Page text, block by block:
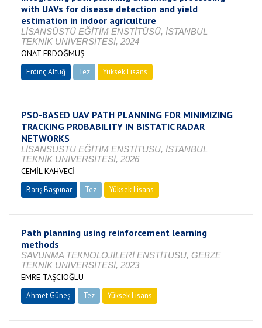
with UAVs for disease detection and yield
estimation in indoor agriculture
LİSANSÜSTÜ EĞİTİM ENSTİTÜSÜ, İSTANBUL
TEKNİK ÜNİVERSİTESİ, 2024
ONAT ERDOĞMUŞ
Erdinç Altuğ Tez Yüksek Lisans
PSO-BASED UAV PATH PLANNING FOR MINIMIZING
TRACKING PROBABILITY IN BISTATIC RADAR
NETWORKS
LİSANSÜSTÜ EĞİTİM ENSTİTÜSÜ, İSTANBUL
TEKNİK ÜNİVERSİTESİ, 2026
CEMİL KAHVECİ
Barış Başpınar Tez Yüksek Lisans
Path planning using reinforcement learning
methods
SAVUNMA TEKNOLOJİLERİ ENSTİTÜSÜ, GEBZE
TEKNİK ÜNİVERSİTESİ, 2023
EMRE TAŞCIOĞLU
Ahmet Güneş Tez Yüksek Lisans